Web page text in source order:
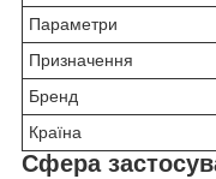
Параметри
Призначення
Бренд
Країна
Сфера